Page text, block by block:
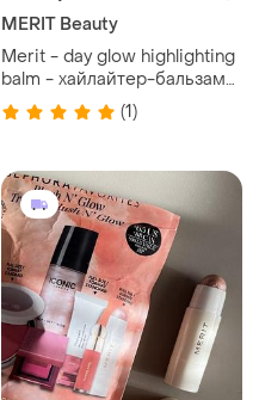
MERIT Beauty
Merit - day glow highlighting
balm - хайлайтер-бальзам
для обличчя та тіла,
solstice, 4 g
(1)